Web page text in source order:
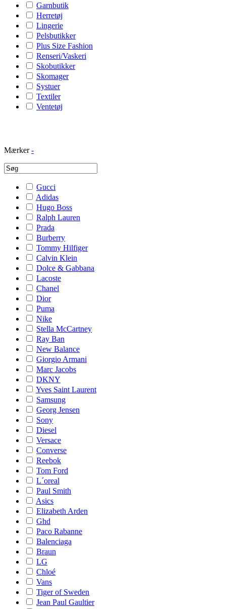
Garnbutik
Herretøj
Lingerie
Pelsbutikker
Plus Size Fashion
Renseri/Vaskeri
Skobutikker
Skomager
Systuer
Textiler
Ventetøj
Mærker -
Gucci
Adidas
Hugo Boss
Ralph Lauren
Prada
Burberry
Tommy Hilfiger
Calvin Klein
Dolce & Gabbana
Lacoste
Chanel
Dior
Puma
Nike
Stella McCartney
Ray Ban
New Balance
Giorgio Armani
Marc Jacobs
DKNY
Yves Saint Laurent
Samsung
Georg Jensen
Sony
Diesel
Versace
Converse
Reebok
Tom Ford
L´oreal
Paul Smith
Asics
Elizabeth Arden
Ghd
Paco Rabanne
Balenciaga
Braun
LG
Chloé
Vans
Tiger of Sweden
Jean Paul Gaultier